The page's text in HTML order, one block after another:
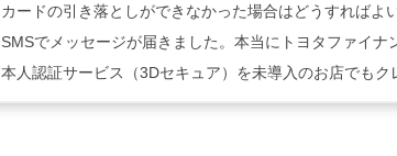
カードの引き落としができなかった場合はどうすればよ
SMSでメッセージが届きました。本当にトヨタファイナ
本人認証サービス（3Dセキュア）を未導入のお店でも